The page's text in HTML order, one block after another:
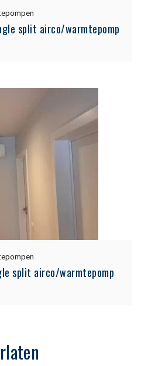
split airco/warmtepomp
split airco/warmtepomp